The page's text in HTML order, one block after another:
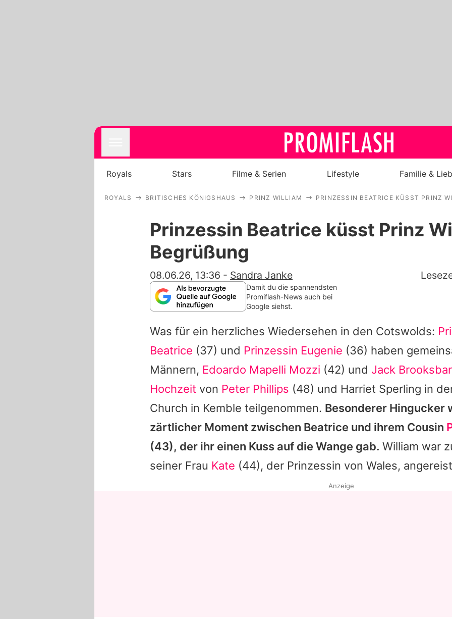
Royals
Stars
Familie & Liebe
App runterladen
Team
Redaktionelle Richtlinien
Impressum
Datenschutzerklärung
Nutzungsbedingungen
Royals Stars Filme & Serien Lifestyle Familie &
ROYALS BRITISCHES KÖNIGSHAUS PRINZ WILLIAM PRINZESSIN BEATRICE KÜSST PRINZ
Prinzessin Beatrice küsst Prinz
Begrüßung
08.06.26, 13:36 - Sandra Janke
Damit du die spannendsten
Promiflash-News auch bei
Google siehst.
Was für ein herzliches Wiedersehen in den Cotswolds:
Beatrice (37) und Prinzessin Eugenie (36) haben
Männern, Edoardo Mapelli Mozzi (42) und Jack
Hochzeit von Peter Phillips (48) und Harriet Sperling in
Church in Kemble teilgenommen. Besonderer Hingucker
zärtlicher Moment zwischen Beatrice und ihrem Cousin
(43), der ihr einen Kuss auf die Wange gab. William war
seiner Frau Kate (44), der Prinzessin von Wales,
Anzeige